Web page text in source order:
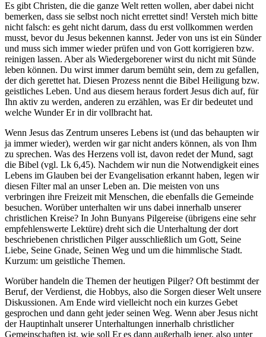
Es gibt Christen, die die ganze Welt retten wollen, aber dabei nicht
bemerken, dass sie selbst noch nicht errettet sind! Versteh mich bitte
nicht falsch: es geht nicht darum, dass du erst vollkommen werden
musst, bevor du Jesus bekennen kannst. Jeder von uns ist ein Sünder
und muss sich immer wieder prüfen und von Gott korrigieren bzw.
reinigen lassen. Aber als Wiedergeborener wirst du nicht mit Sünde
leben können. Du wirst immer darum bemüht sein, dem zu gefallen,
der dich gerettet hat. Diesen Prozess nennt die Bibel Heiligung bzw.
geistliches Leben. Und aus diesem heraus fordert Jesus dich auf, für
Ihn aktiv zu werden, anderen zu erzählen, was Er dir bedeutet und
welche Wunder Er in dir vollbracht hat.
Wenn Jesus das Zentrum unseres Lebens ist (und das behaupten wir
ja immer wieder), werden wir gar nicht anders können, als von Ihm
zu sprechen. Was des Herzens voll ist, davon redet der Mund, sagt
die Bibel (vgl. Lk 6,45). Nachdem wir nun die Notwendigkeit eines
Lebens im Glauben bei der Evangelisation erkannt haben, legen wir
diesen Filter mal an unser Leben an. Die meisten von uns
verbringen ihre Freizeit mit Menschen, die ebenfalls die Gemeinde
besuchen. Worüber unterhalten wir uns dabei innerhalb unserer
christlichen Kreise? In John Bunyans Pilgereise (übrigens eine sehr
empfehlenswerte Lektüre) dreht sich die Unterhaltung der dort
beschriebenen christlichen Pilger ausschließlich um Gott, Seine
Liebe, Seine Gnade, Seinen Weg und um die himmlische Stadt.
Kurzum: um geistliche Themen.
Worüber handeln die Themen der heutigen Pilger? Oft bestimmt der
Beruf, der Verdienst, die Hobbys, also die Sorgen dieser Welt unsere
Diskussionen. Am Ende wird vielleicht noch ein kurzes Gebet
gesprochen und dann geht jeder seinen Weg. Wenn aber Jesus nicht
der Hauptinhalt unserer Unterhaltungen innerhalb christlicher
Gemeinschaften ist, wie soll Er es dann außerhalb jener, also unter